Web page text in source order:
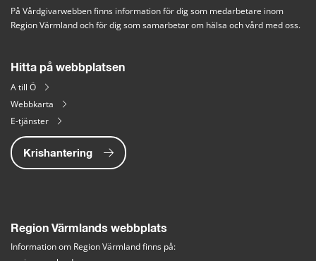
På Vårdgivarwebben finns information för dig som medarbetare inom
Region Värmland och för dig som samarbetar om hälsa och vård med oss.
Hitta på webbplatsen
A till Ö
Webbkarta
E-tjänster
Krishantering
Region Värmlands webbplats
Information om Region Värmland finns på: